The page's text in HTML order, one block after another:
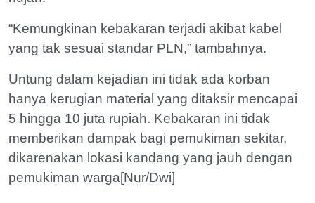
“Kemungkinan kebakaran terjadi akibat kabel
yang tak sesuai standar PLN,” tambahnya.
Untung dalam kejadian ini tidak ada korban
hanya kerugian material yang ditaksir mencapai
5 hingga 10 juta rupiah. Kebakaran ini tidak
memberikan dampak bagi pemukiman sekitar,
dikarenakan lokasi kandang yang jauh dengan
pemukiman warga[Nur/Dwi]